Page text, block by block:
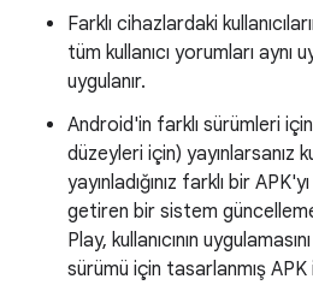
Farklı cihazlardaki
tüm kullanıcı yorumları aynı
uygulanır.
Android'in farklı sürümleri
düzeyleri için) yayınlarsanız
yayınladığınız farklı bir
getiren bir sistem
Play, kullanıcının
sürümü için tasarlanmış APK